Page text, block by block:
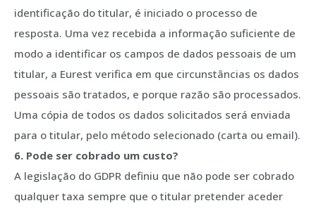
identificação do titular, é iniciado o processo de
resposta. Uma vez recebida a informação suficiente de
modo a identificar os campos de dados pessoais de um
titular, a Eurest verifica em que circunstâncias os dados
pessoais são tratados, e porque razão são processados.
Uma cópia de todos os dados solicitados será enviada
para o titular, pelo método selecionado (carta ou email).
6. Pode ser cobrado um custo?
A legislação do GDPR definiu que não pode ser cobrado
qualquer taxa sempre que o titular pretender aceder